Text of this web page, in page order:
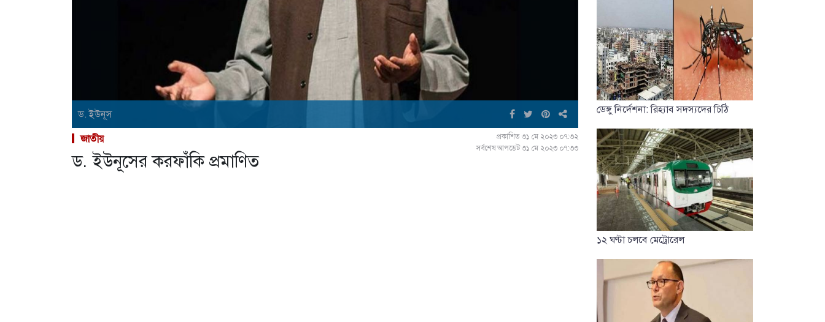
ড. ইউনূস
জাতীয়
প্রকাশিত ৩১ মে ২০২৩ ০৭:৩২
সর্বশেষ আপডেট ৩১ মে ২০২৩ ০৭:৩৩
ড. ইউনূসের করফাঁকি প্রমাণিত
ডেঙ্গু নির্দেশনা: রিহ্যাব সদস্যদের চিঠি
১২ ঘণ্টা চলবে মেট্রোরেল